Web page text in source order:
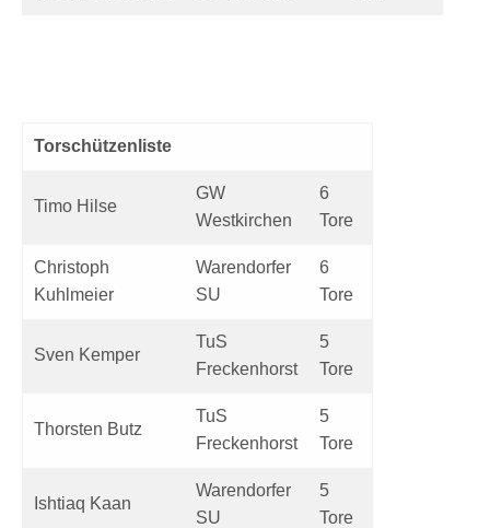
Torschützenliste
Timo Hilse
GW
Westkirchen
6
Tore
Christoph
Kuhlmeier
Warendorfer
SU
6
Tore
Sven Kemper
TuS
Freckenhorst
5
Tore
Thorsten Butz
TuS
Freckenhorst
5
Tore
Ishtiaq Kaan
Warendorfer
SU
5
Tore